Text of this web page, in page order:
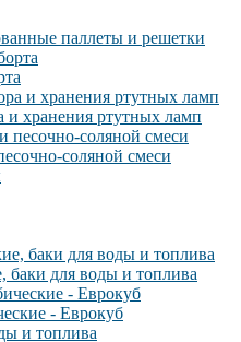
паллеты и решетки
и хранения ртутных ламп
соляной смеси
баки для воды и топлива
- Еврокуб